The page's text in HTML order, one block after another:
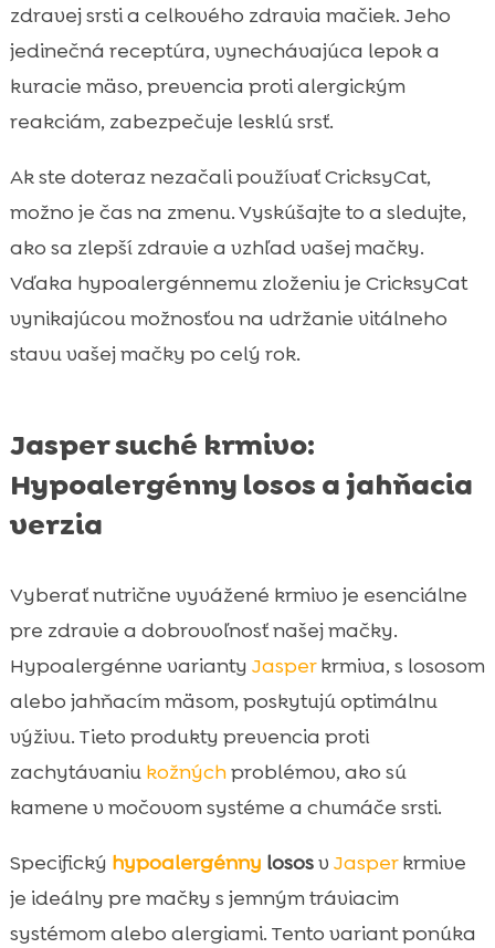
zdravej srsti a celkového zdravia mačiek. Jeho
jedinečná receptúra, vynechávajúca lepok a
kuracie mäso, prevencia proti alergickým
reakciám, zabezpečuje lesklú srsť.
Ak ste doteraz nezačali používať CricksyCat,
možno je čas na zmenu. Vyskúšajte to a sledujte,
ako sa zlepší zdravie a vzhľad vašej mačky.
Vďaka hypoalergénnemu zloženiu je CricksyCat
vynikajúcou možnosťou na udržanie vitálneho
stavu vašej mačky po celý rok.
Jasper suché krmivo:
Hypoalergénny losos a jahňacia
verzia
Vyberať nutrične vyvážené krmivo je esenciálne
pre zdravie a dobrovoľnosť našej mačky.
Hypoalergénne varianty Jasperkrmiva, s lososom
alebo jahňacím mäsom, poskytujú optimálnu
výživu. Tieto produkty prevencia proti
zachytávaniu kožnýchproblémov, ako sú
kamene v močovom systéme a chumáče srsti.
Specifický hypoalergénny lososv Jasperkrmive
je ideálny pre mačky s jemným tráviacim
systémom alebo alergiami. Tento variant ponúka